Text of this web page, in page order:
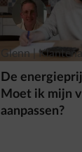
Glenn |
De
Moet ik mijn
aanpassen?